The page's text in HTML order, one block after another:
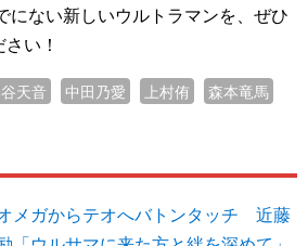
にない新しいウルトラマンを、ぜひ
い！
天音 中田乃愛 上村侑 森本竜馬
メガからテオへバトンタッチ 近藤